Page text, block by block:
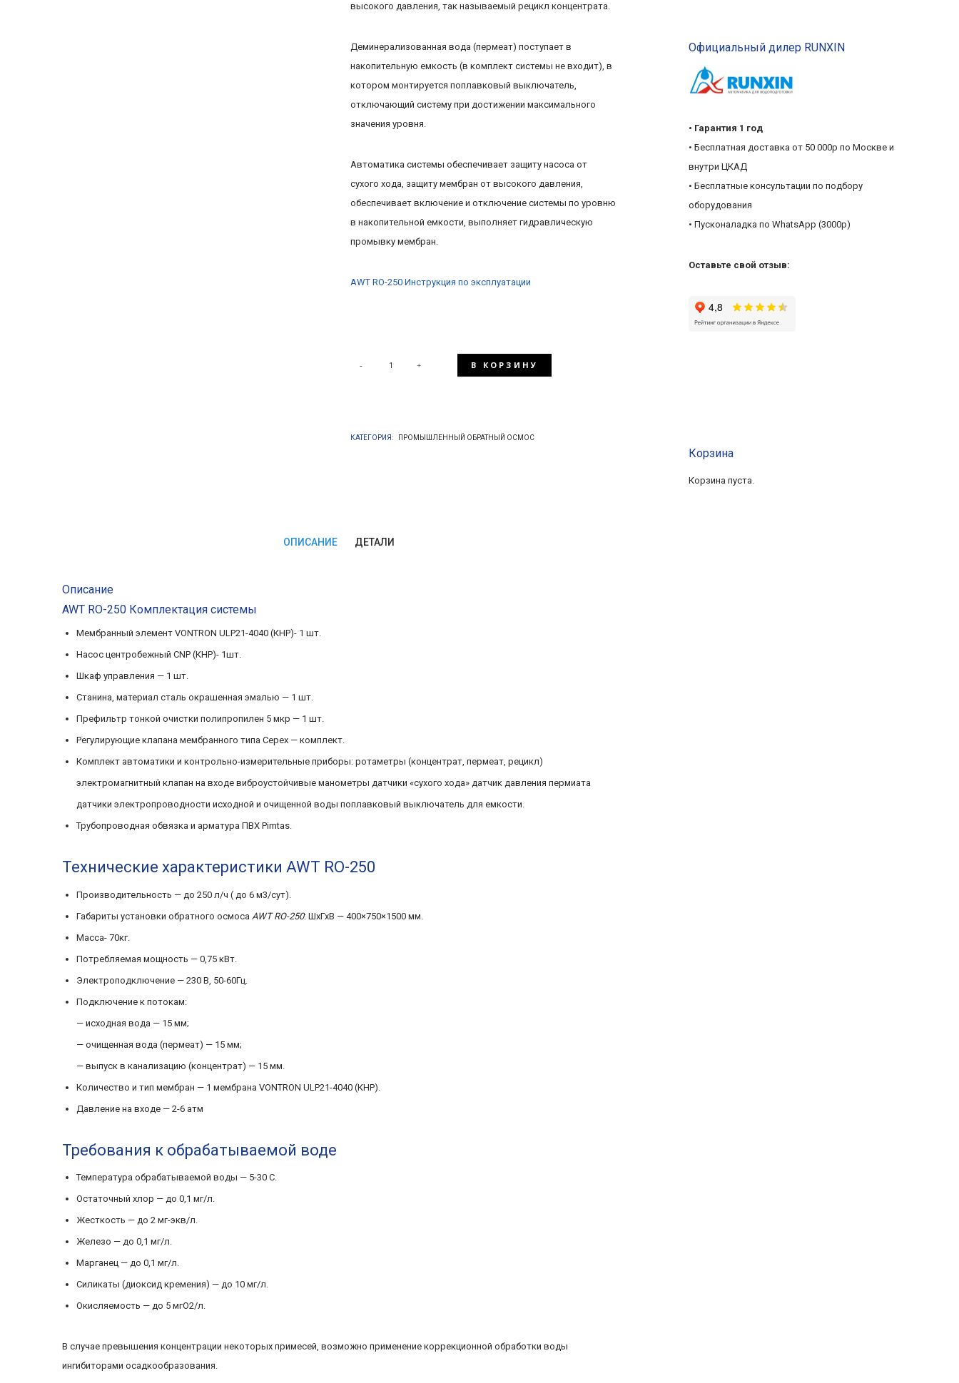
высокого давления, так называемый рецикл концентрата.
Деминерализованная вода (пермеат) поступает в
накопительную емкость (в комплект системы не входит), в
котором монтируется поплавковый выключатель,
отключающий систему при достижении максимального
значения уровня.
Автоматика системы обеспечивает защиту насоса от
сухого хода, защиту мембран от высокого давления,
обеспечивает включение и отключение системы по уровню
в накопительной емкости, выполняет гидравлическую
промывку мембран.
AWT RO-250 Инструкция по эксплуатации
КОЛИЧЕСТВО
AWT
(ДО
В КОРЗИНУ
КАТЕГОРИЯ: ПРОМЫШЛЕННЫЙ ОБРАТНЫЙ ОСМОС
ОПИСАНИЕ ДЕТАЛИ
Описание
AWT RO-250 Комплектация системы
Мембранный элемент VONTRON ULP21-4040 (КНР)- 1 шт.
Насос центробежный CNP (КНР)- 1шт.
Шкаф управления — 1 шт.
Станина, материал сталь окрашенная эмалью — 1 шт.
Префильтр тонкой очистки полипропилен 5 мкр — 1 шт.
Регулирующие клапана мембранного типа Серех — комплект.
Комплект автоматики и контрольно-измерительные приборы: ротаметры (концентрат, пермеат, рецикл)
электромагнитный клапан на входе виброустойчивые манометры датчики «сухого хода» датчик давления пермиата
датчики электропроводности исходной и очищенной воды поплавковый выключатель для емкости.
Трубопроводная обвязка и арматура ПВХ Pimtas.
Технические характеристики AWT RO-250
Производительность — до 250 л/ч ( до 6 м3/сут).
Габариты установки обратного осмоса AWT RO-250: ШхГхВ — 400×750×1500 мм.
Масса- 70кг.
Потребляемая мощность — 0,75 кВт.
Электроподключение — 230 В, 50-60Гц.
Подключение к потокам:
— исходная вода — 15 мм;
— очищенная вода (пермеат) — 15 мм;
— выпуск в канализацию (концентрат) — 15 мм.
Количество и тип мембран — 1 мембрана VONTRON ULP21-4040 (КНР).
Давление на входе — 2-6 атм
Требования к обрабатываемой воде
Температура обрабатываемой воды — 5-30 С.
Остаточный хлор — до 0,1 мг/л.
Жесткость — до 2 мг-экв/л.
Железо — до 0,1 мг/л.
Марганец — до 0,1 мг/л.
Силикаты (диоксид кремения) — до 10 мг/л.
Окисляемость — до 5 мгО2/л.
В случае превышения концентрации некоторых примесей, возможно применение коррекционной обработки воды
ингибиторами осадкообразования.
Официальный дилер RUNXIN
• Гарантия 1 год
• Бесплатная доставка от 50 000р по Москве и
внутри ЦКАД
• Бесплатные консультации по подбору
оборудования
• Пусконаладка по WhatsApp (3000р)
Оставьте свой отзыв:
Корзина
Корзина пуста.